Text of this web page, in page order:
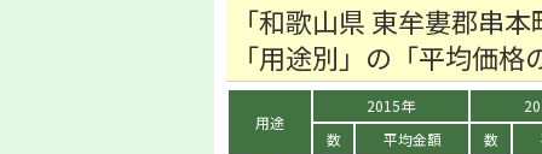
「和歌山県 東牟婁郡串
「用途別」の「平均価格
用途
2015年
数
平均金額 数